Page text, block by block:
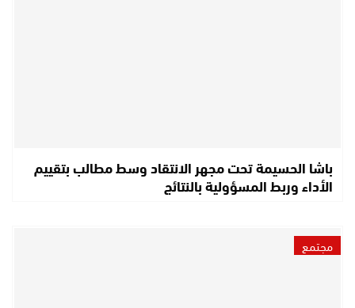
باشا الحسيمة تحت مجهر الانتقاد وسط مطالب بتقييم
الأداء وربط المسؤولية بالنتائج
مجتمع